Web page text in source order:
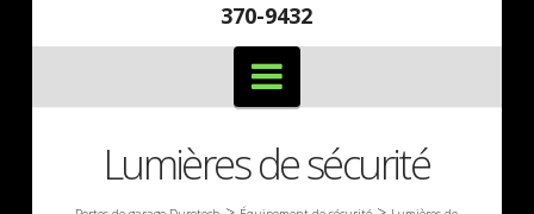
370-9432
Navigation
Lumières de sécurité